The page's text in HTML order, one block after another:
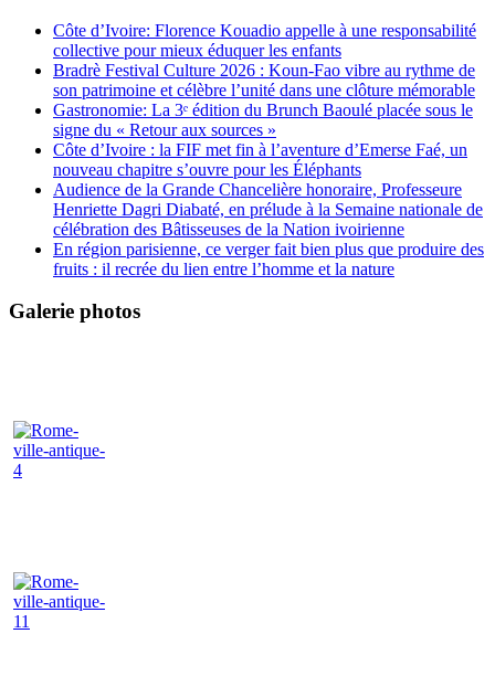
Côte d’Ivoire: Florence Kouadio appelle à une responsabilité
collective pour mieux éduquer les enfants
Bradrè Festival Culture 2026 : Koun-Fao vibre au rythme de
son patrimoine et célèbre l’unité dans une clôture mémorable
Gastronomie: La 3ᵉ édition du Brunch Baoulé placée sous le
signe du « Retour aux sources »
Côte d’Ivoire : la FIF met fin à l’aventure d’Emerse Faé, un
nouveau chapitre s’ouvre pour les Éléphants
Audience de la Grande Chancelière honoraire, Professeure
Henriette Dagri Diabaté, en prélude à la Semaine nationale de
célébration des Bâtisseuses de la Nation ivoirienne
En région parisienne, ce verger fait bien plus que produire des
fruits : il recrée du lien entre l’homme et la nature
Galerie photos